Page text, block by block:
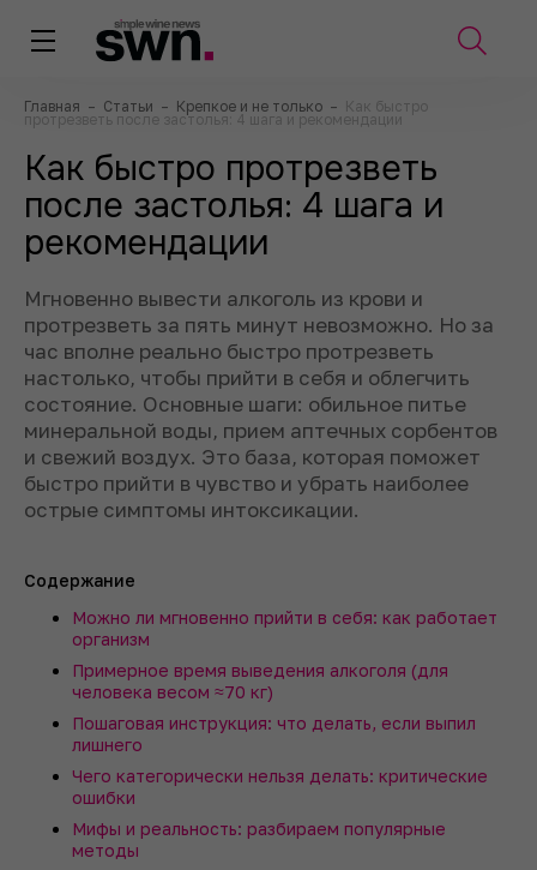
Главная – Статьи – Крепкое и не только – Как быстро
протрезветь после застолья: 4 шага и рекомендации
Как быстро протрезветь
после застолья: 4 шага и
рекомендации
Мгновенно вывести алкоголь из крови и
протрезветь за пять минут невозможно. Но за
час вполне реально быстро протрезветь
настолько, чтобы прийти в себя и облегчить
состояние. Основные шаги: обильное питье
минеральной воды, прием аптечных сорбентов
и свежий воздух. Это база, которая поможет
быстро прийти в чувство и убрать наиболее
острые симптомы интоксикации.
Содержание
Можно ли мгновенно прийти в себя: как работает
организм
Примерное время выведения алкоголя (для
человека весом ≈70 кг)
Пошаговая инструкция: что делать, если выпил
лишнего
Чего категорически нельзя делать: критические
ошибки
Мифы и реальность: разбираем популярные
методы